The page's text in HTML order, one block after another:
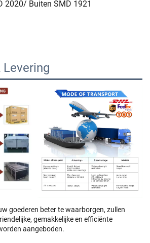
2020/ Buiten SMD 1921
Levering
goederen beter te waarborgen, zullen
gemakkelijke en efficiënte
aangeboden.